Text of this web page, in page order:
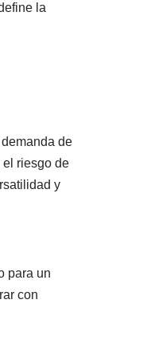
la
de
el riesgo de
y
para un
con